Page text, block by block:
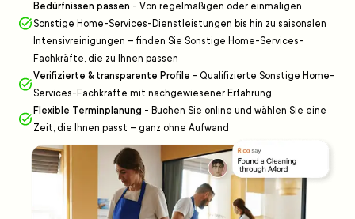
Bedürfnissen passen - Von regelmäßigen oder einmaligen
Sonstige Home-Services-Dienstleistungen bis hin zu saisonalen
Intensivreinigungen – finden Sie Sonstige Home-Services-
Fachkräfte, die zu Ihnen passen
Verifizierte & transparente Profile - Qualifizierte Sonstige Home-
Services-Fachkräfte mit nachgewiesener Erfahrung
Flexible Terminplanung - Buchen Sie online und wählen Sie eine
Zeit, die Ihnen passt – ganz ohne Aufwand